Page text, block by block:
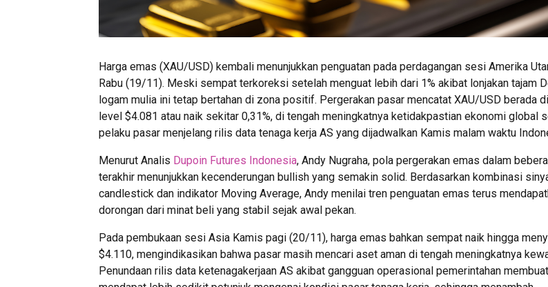
Harga emas (XAU/USD) kembali menunjukkan penguatan pada perdagangan sesi Amerika
Rabu (19/11). Meski sempat terkoreksi setelah menguat lebih dari 1% akibat lonjakan tajam
logam mulia ini tetap bertahan di zona positif. Pergerakan pasar mencatat XAU/USD berada
level $4.081 atau naik sekitar 0,31%, di tengah meningkatnya ketidakpastian ekonomi global
pelaku pasar menjelang rilis data tenaga kerja AS yang dijadwalkan Kamis malam waktu
Menurut Analis Dupoin Futures Indonesia, Andy Nugraha, pola pergerakan emas dalam
terakhir menunjukkan kecenderungan bullish yang semakin solid. Berdasarkan kombinasi
candlestick dan indikator Moving Average, Andy menilai tren penguatan emas terus
dorongan dari minat beli yang stabil sejak awal pekan.
Pada pembukaan sesi Asia Kamis pagi (20/11), harga emas bahkan sempat naik hingga
$4.110, mengindikasikan bahwa pasar masih mencari aset aman di tengah meningkatnya
Penundaan rilis data ketenagakerjaan AS akibat gangguan operasional pemerintahan